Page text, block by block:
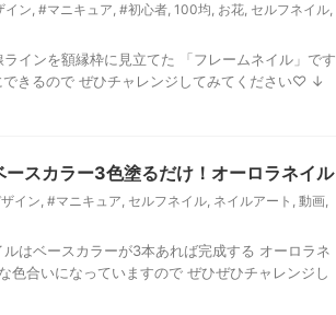
イン, #マニキュア, #初心者, 100均, お花, セルフネイル,
ラインを額縁枠に見立てた 「フレームネイル」です
できるので ぜひチャレンジしてみてください♡ ↓
ースカラー3色塗るだけ！オーロラネイル
イン, #マニキュア, セルフネイル, ネイルアート , 動画,
ルはベースカラーが3本あれば完成する オーロラネ
色合いになっていますので ぜひぜひチャレンジし